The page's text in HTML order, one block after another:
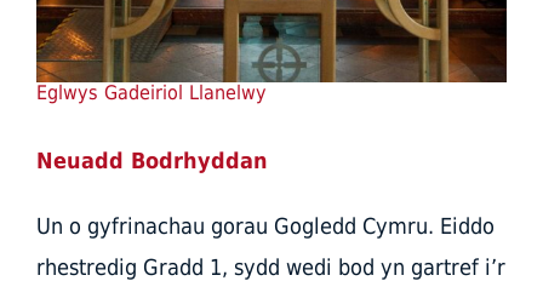
Eglwys Gadeiriol Llanelwy
Neuadd Bodrhyddan
Un o gyfrinachau gorau Gogledd Cymru. Eiddo
rhestredig Gradd 1, sydd wedi bod yn gartref i’r